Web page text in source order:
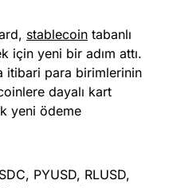
stablecoin tabanlı
için yeni bir adım attı.
itibari para birimlerinin
dayalı kart
yeni ödeme
PYUSD, RLUSD,